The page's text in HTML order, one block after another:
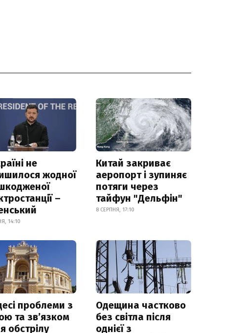
не
жодної
–
14:10
Китай закриває
аеропорт і зупиняє
потяги через
тайфун "Дельфін"
8 СЕРПНЯ, 17:10
проблеми з
та звʼязком
обстрілу
Одещина частково
без світла після
однієї з